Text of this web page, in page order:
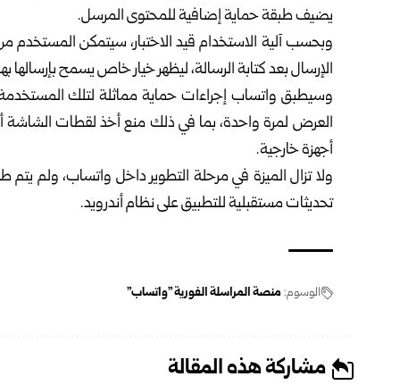
يضيف طبقة حماية إضافية للمحتوى المرسل.
وبحسب آلية الاستخدام قيد الاختبار، سيتمكن
الإرسال بعد كتابة الرسالة، ليظهر خيار خاص يسمح بإرسالها
وسيطبق واتساب إجراءات حماية مماثلة لتلك
العرض لمرة واحدة، بما في ذلك منع أخذ لقطات الشاشة
أجهزة خارجية.
ولا تزال الميزة في مرحلة التطوير داخل واتساب، ولم
تحديثات مستقبلية للتطبيق على نظام أندرويد.
الوسوم: منصة المراسلة الفورية "واتساب"
مشاركة هذه المقالة